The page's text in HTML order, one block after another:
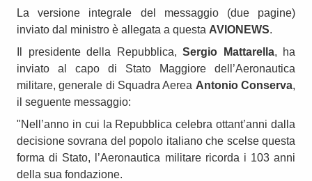
La versione integrale del messaggio (due pagine)
inviato dal ministro è allegata a questa AVIONEWS.
Il presidente della Repubblica, Sergio Mattarella, ha
inviato al capo di Stato Maggiore dell’Aeronautica
militare, generale di Squadra Aerea Antonio Conserva,
il seguente messaggio:
"Nell’anno in cui la Repubblica celebra ottant’anni dalla
decisione sovrana del popolo italiano che scelse questa
forma di Stato, l’Aeronautica militare ricorda i 103 anni
della sua fondazione.